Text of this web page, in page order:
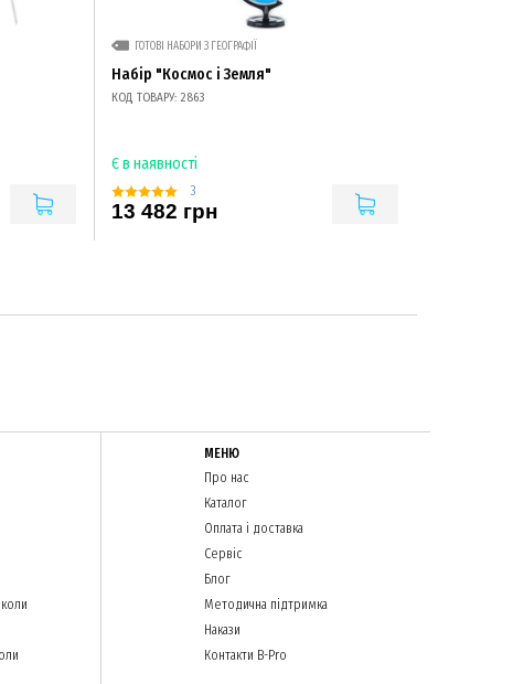
ГОТОВІ НАБОРИ З ГЕОГРАФІЇ
Набір "Космос і Земля"
КОД ТОВАРУ: 2863
Є в наявності
3
13 482 грн
МЕНЮ
Про нас
Каталог
Оплата і доставка
Сервіс
Блог
Методична підтримка
Накази
Контакти B-Pro